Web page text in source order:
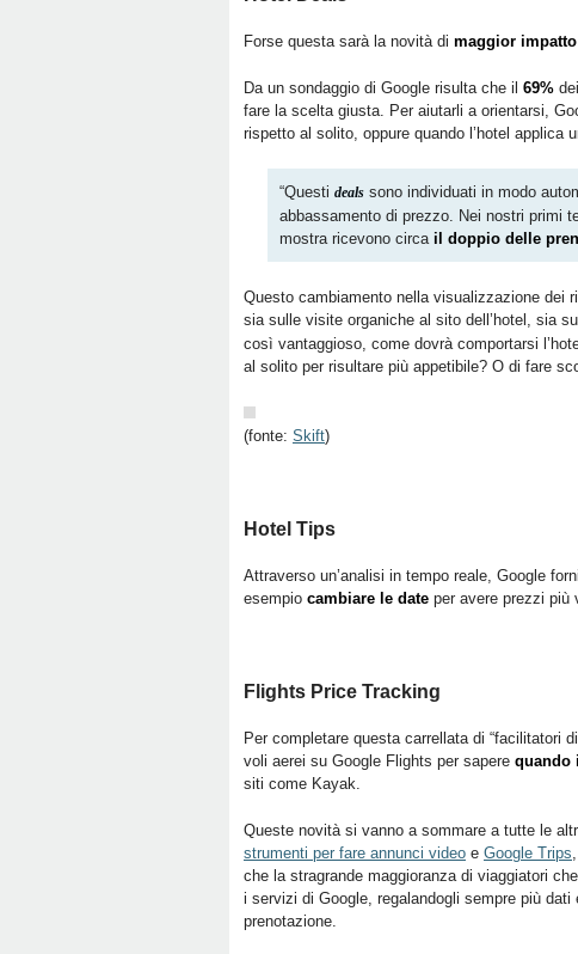
Forse questa sarà la novità di maggior
Da un sondaggio di Google risulta che il 69%
fare la scelta giusta. Per aiutarli a orientarsi,
rispetto al solito, oppure quando l’hotel applica
“Questi deals sono individuati in modo
abbassamento di prezzo. Nei nostri primi
mostra ricevono circa il doppio delle
Questo cambiamento nella visualizzazione dei
sia sulle visite organiche al sito dell’hotel, sia
così vantaggioso, come dovrà comportarsi
al solito per risultare più appetibile? O di fare
(fonte: Skift)
Hotel Tips
Attraverso un’analisi in tempo reale, Google
esempio cambiare le date per avere prezzi più
Flights Price Tracking
Per completare questa carrellata di “facilitatori
voli aerei su Google Flights per sapere quando
siti come Kayak.
Queste novità si vanno a sommare a tutte le
strumenti per fare annunci video e Google Trips
che la stragrande maggioranza di viaggiatori
i servizi di Google, regalandogli sempre più
prenotazione.